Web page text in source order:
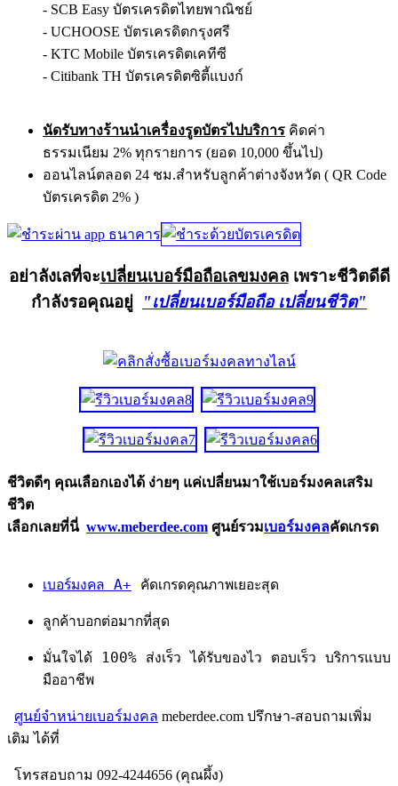
- SCB Easy บัตรเครดิตไทยพาณิชย์
- UCHOOSE บัตรเครดิตกรุงศรี
- KTC Mobile บัตรเครดิตเคทีซี
- Citibank TH บัตรเครดิตซิตี้แบงก์
นัดรับทางร้านนำเครื่องรูดบัตรไปบริการ คิดค่า
ธรรมเนียม 2% ทุกรายการ (ยอด 10,000 ขึ้นไป)
ออนไลน์ตลอด 24 ชม.สำหรับลูกค้าต่างจังหวัด ( QR Code
บัตรเครดิต 2% )
อย่าลังเลที่จะเปลี่ยนเบอร์มือถือเลขมงคลเพราะชีวิตดีดี
กำลังรอคุณอยู่
"เปลี่ยนเบอร์มือถือ เปลี่ยนชีวิต"
ชีวิตดีๆ คุณเลือกเองได้ ง่ายๆ แค่เปลี่ยนมาใช้เบอร์มงคลเสริม
ชีวิต
เลือกเลยที่นี่ www.meberdee.com ศูนย์รวมเบอร์มงคลคัดเกรด
เบอร์มงคล A+ คัดเกรดคุณภาพเยอะสุด
ลูกค้าบอกต่อมากที่สุด
มั่นใจได้ 100% ส่งเร็ว ได้รับของไว ตอบเร็ว บริการแบบ
มืออาชีพ
ศูนย์จำหน่ายเบอร์มงคล meberdee.com ปรึกษา-สอบถามเพิ่ม
เติม ได้ที่
โทรสอบถาม 092-4244656 (คุณผึ้ง)